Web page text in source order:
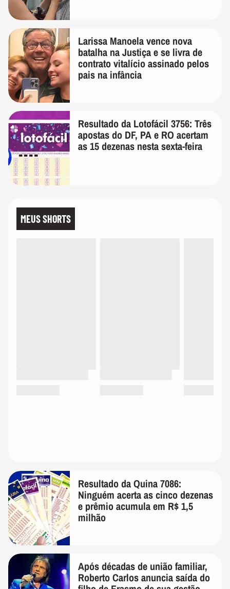
Larissa Manoela vence nova
batalha na Justiça e se livra de
contrato vitalício assinado pelos
pais na infância
Resultado da Lotofácil 3756: Três
apostas do DF, PA e RO acertam
as 15 dezenas nesta sexta-feira
MEUS SHORTS
Resultado da Quina 7086:
Ninguém acerta as cinco dezenas
e prêmio acumula em R$ 1,5
milhão
Após décadas de união familiar,
Roberto Carlos anuncia saída do